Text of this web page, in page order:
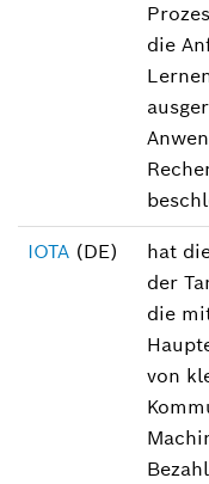
die
IOTA (DE)
hat
der
die
von